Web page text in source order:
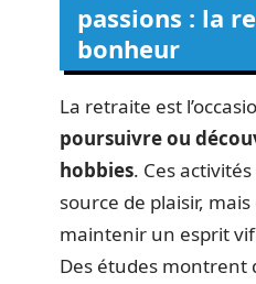
passions : la
bonheur
La retraite est
poursuivre ou
hobbies. Ces
source de plaisir,
maintenir un esprit
Des études montrent